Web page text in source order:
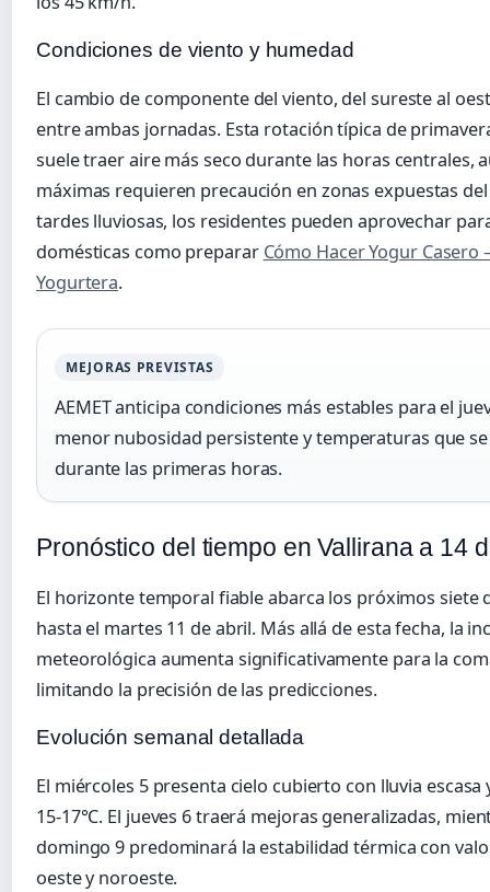
Condiciones de viento y humedad
El cambio de componente del viento, del sureste al
entre ambas jornadas. Esta rotación típica de
suele traer aire más seco durante las horas centrales,
máximas requieren precaución en zonas expuestas
tardes lluviosas, los residentes pueden aprovechar
domésticas como preparar Cómo Hacer Yogur Casero
Yogurtera.
MEJORAS PREVISTAS
AEMET anticipa condiciones más estables para el
menor nubosidad persistente y temperaturas que se
durante las primeras horas.
Pronóstico del tiempo en Vallirana a 14
El horizonte temporal fiable abarca los próximos siete
hasta el martes 11 de abril. Más allá de esta fecha, la
meteorológica aumenta significativamente para la
limitando la precisión de las predicciones.
Evolución semanal detallada
El miércoles 5 presenta cielo cubierto con lluvia
15-17°C. El jueves 6 traerá mejoras generalizadas,
domingo 9 predominará la estabilidad térmica con
oeste y noroeste.